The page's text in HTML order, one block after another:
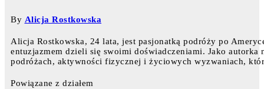
By Alicja Rostkowska
Alicja Rostkowska, 24 lata, jest pasjonatką podróży po
entuzjazmem dzieli się swoimi doświadczeniami. Jako
podróżach, aktywności fizycznej i życiowych wyzwaniach,
Powiązane z działem